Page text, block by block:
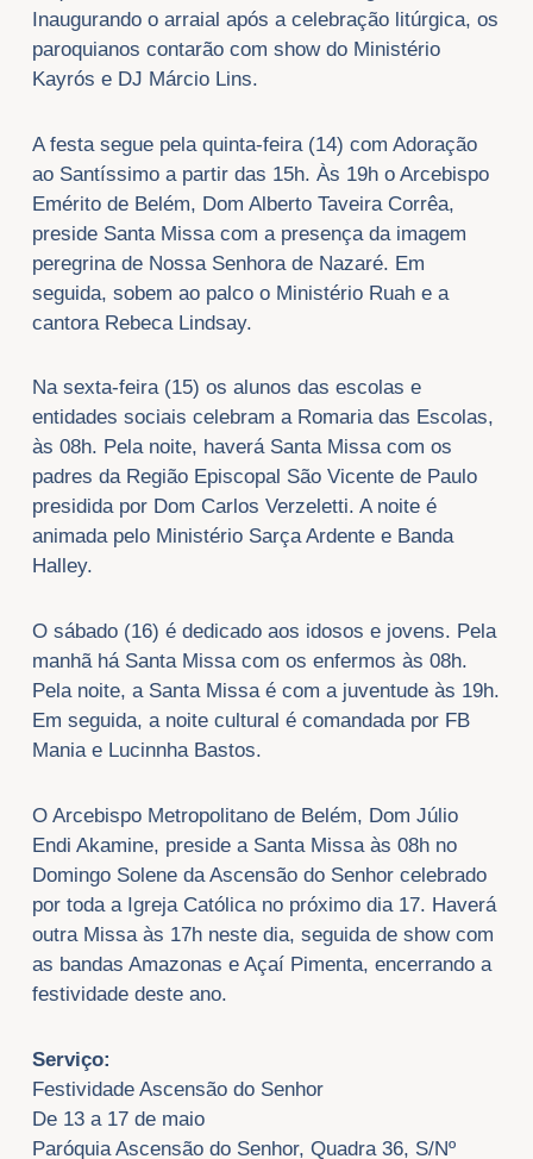
Inaugurando o arraial após a celebração litúrgica, os
paroquianos contarão com show do Ministério
Kayrós e DJ Márcio Lins.
A festa segue pela quinta-feira (14) com Adoração
ao Santíssimo a partir das 15h. Às 19h o Arcebispo
Emérito de Belém, Dom Alberto Taveira Corrêa,
preside Santa Missa com a presença da imagem
peregrina de Nossa Senhora de Nazaré. Em
seguida, sobem ao palco o Ministério Ruah e a
cantora Rebeca Lindsay.
Na sexta-feira (15) os alunos das escolas e
entidades sociais celebram a Romaria das Escolas,
às 08h. Pela noite, haverá Santa Missa com os
padres da Região Episcopal São Vicente de Paulo
presidida por Dom Carlos Verzeletti. A noite é
animada pelo Ministério Sarça Ardente e Banda
Halley.
O sábado (16) é dedicado aos idosos e jovens. Pela
manhã há Santa Missa com os enfermos às 08h.
Pela noite, a Santa Missa é com a juventude às 19h.
Em seguida, a noite cultural é comandada por FB
Mania e Lucinnha Bastos.
O Arcebispo Metropolitano de Belém, Dom Júlio
Endi Akamine, preside a Santa Missa às 08h no
Domingo Solene da Ascensão do Senhor celebrado
por toda a Igreja Católica no próximo dia 17. Haverá
outra Missa às 17h neste dia, seguida de show com
as bandas Amazonas e Açaí Pimenta, encerrando a
festividade deste ano.
Serviço:
Festividade Ascensão do Senhor
De 13 a 17 de maio
Paróquia Ascensão do Senhor, Quadra 36, S/Nº